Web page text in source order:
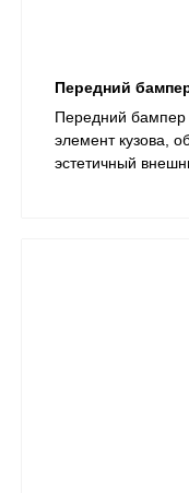
Передний
Передний
элемент кузова,
эстетичный